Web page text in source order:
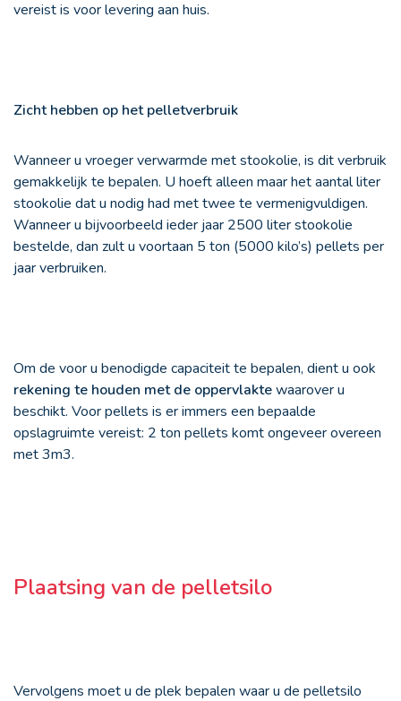
vereist is voor levering aan huis.
Zicht hebben op het pelletverbruik
Wanneer u vroeger verwarmde met stookolie, is dit verbruik
gemakkelijk te bepalen. U hoeft alleen maar het aantal liter
stookolie dat u nodig had met twee te vermenigvuldigen.
Wanneer u bijvoorbeeld ieder jaar 2500 liter stookolie
bestelde, dan zult u voortaan 5 ton (5000 kilo’s) pellets per
jaar verbruiken.
Om de voor u benodigde capaciteit te bepalen, dient u ook
rekening te houden met de oppervlaktewaarover u
beschikt. Voor pellets is er immers een bepaalde
opslagruimte vereist: 2 ton pellets komt ongeveer overeen
met 3m3.
Plaatsing van de pelletsilo
Vervolgens moet u de plek bepalen waar u de pelletsilo